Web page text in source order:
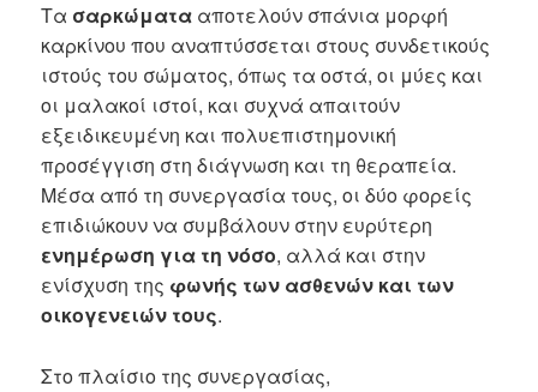
Τα σαρκώματα αποτελούν σπάνια μορφή
καρκίνου που αναπτύσσεται στους συνδετικούς
ιστούς του σώματος, όπως τα οστά, οι μύες και
οι μαλακοί ιστοί, και συχνά απαιτούν
εξειδικευμένη και πολυεπιστημονική
προσέγγιση στη διάγνωση και τη θεραπεία.
Μέσα από τη συνεργασία τους, οι δύο φορείς
επιδιώκουν να συμβάλουν στην ευρύτερη
ενημέρωση για τη νόσο, αλλά και στην
ενίσχυση της φωνής των ασθενών και των
οικογενειών τους.
Στο πλαίσιο της συνεργασίας,